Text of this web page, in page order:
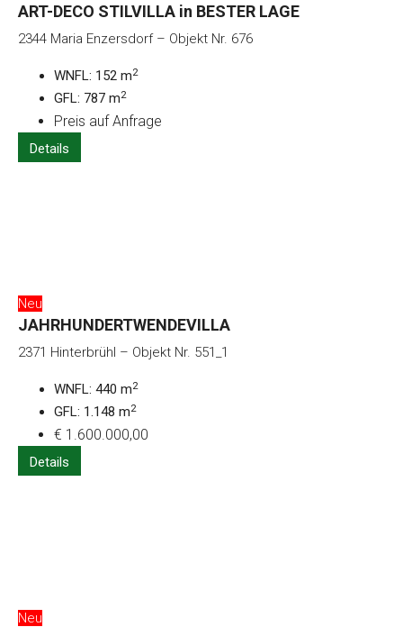
ART-DECO STILVILLA in BESTER LAGE
2344 Maria Enzersdorf – Objekt Nr. 676
WNFL: 152 m2
GFL: 787 m2
Preis auf Anfrage
Details
Neu
JAHRHUNDERTWENDEVILLA
2371 Hinterbrühl – Objekt Nr. 551_1
WNFL: 440 m2
GFL: 1.148 m2
€ 1.600.000,00
Details
Neu